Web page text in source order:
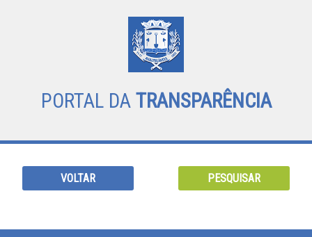
PORTAL DA TRANSPARÊNCIA
VOLTAR PESQUISAR